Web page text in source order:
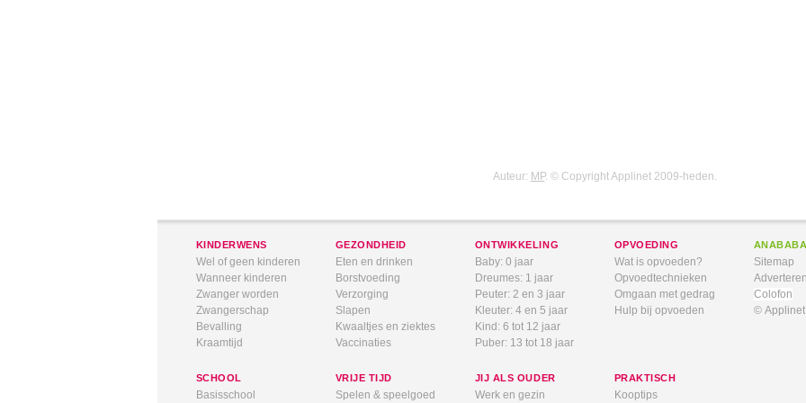
Auteur: MP. © Copyright Applinet 2009-heden.
KINDERWENS
Wel of geen kinderen
Wanneer kinderen
Zwanger worden
Zwangerschap
Bevalling
Kraamtijd
GEZONDHEID
Eten en drinken
Borstvoeding
Verzorging
Slapen
Kwaaltjes en ziektes
Vaccinaties
ONTWIKKELING
Baby: 0 jaar
Dreumes: 1 jaar
Peuter: 2 en 3 jaar
Kleuter: 4 en 5 jaar
Kind: 6 tot 12 jaar
Puber: 13 tot 18 jaar
OPVOEDING
Wat is opvoeden?
Opvoedtechnieken
Omgaan met gedrag
Hulp bij opvoeden
Sitemap
Colofon
©
SCHOOL
Basisschool
VRIJE TIJD
Spelen & speelgoed
JIJ ALS OUDER
Werk en gezin
PRAKTISCH
Kooptips